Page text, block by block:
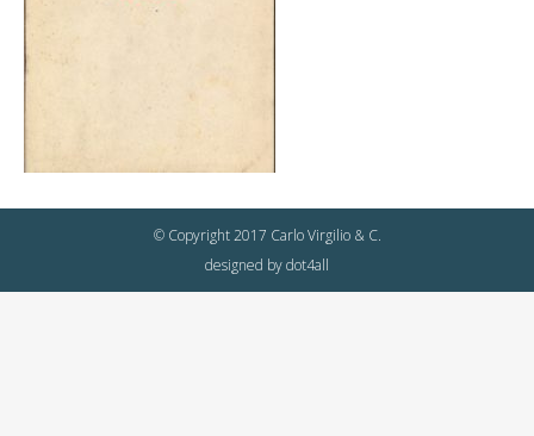
© Copyright 2017 Carlo Virgilio & C.
designed bydot4all